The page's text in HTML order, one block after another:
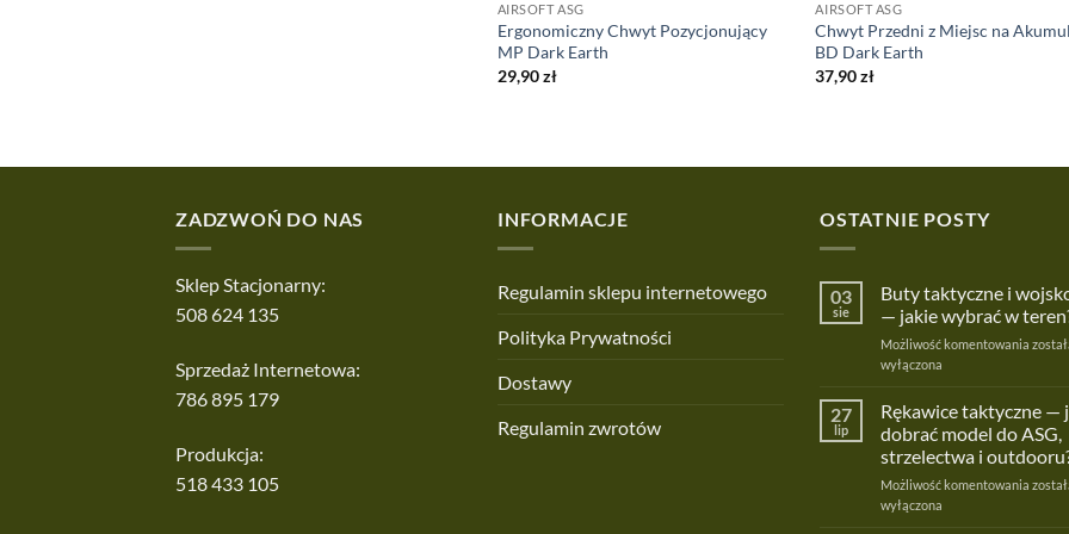
AIRSOFT ASG
Ergonomiczny Chwyt Pozycjonujący
MP Dark Earth
29,90zł
AIRSOFT ASG
Chwyt Przedni z Miejsc na
BD Dark Earth
37,90zł
ZADZWOŃ DO NAS
Sklep Stacjonarny:
508 624 135
Sprzedaż Internetowa:
786 895 179
Produkcja:
518 433 105
INFORMACJE
Regulamin sklepu internetowego
Polityka Prywatności
Dostawy
Regulamin zwrotów
OSTATNIE POSTY
03
sie
Buty taktyczne i
— jakie wybrać w
Możliwość komentowania Buty
—
jakie
wybrać
w
wyłączona
27
lip
Rękawice taktyczne —
dobrać model do ASG,
strzelectwa i
Możliwość komentowania
wyłączona